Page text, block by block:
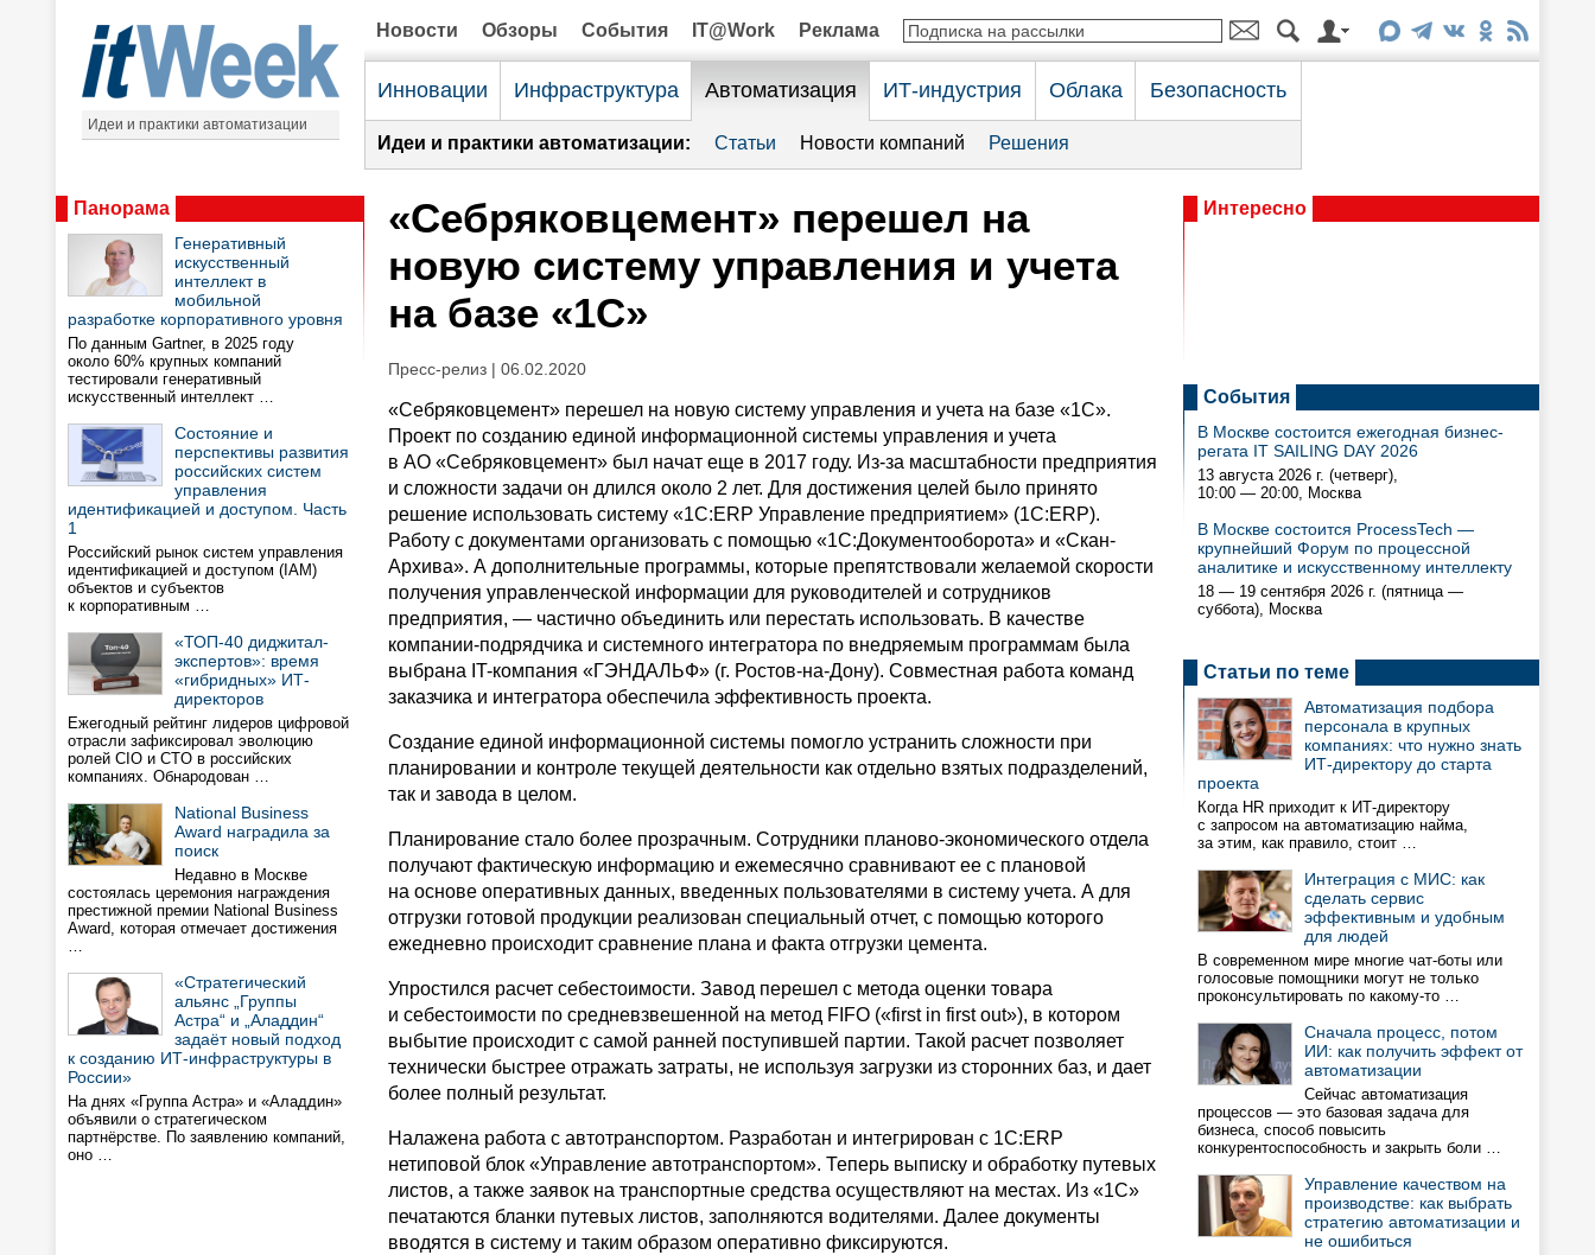
Идеи и практики автоматизации
Новости Обзоры События IT@Work Реклама
Инновации Инфраструктура Автоматизация ИТ-индустрия Облака Безопасность
Идеи и практики автоматизации: Статьи Новости компаний Решения
Панорама
Генеративный
искусственный
интеллект в
мобильной
разработке корпоративного уровня
По данным Gartner, в 2025 году
около 60% крупных компаний
тестировали генеративный
искусственный интеллект …
Состояние и
перспективы развития
российских систем
управления
идентификацией и доступом. Часть
1
Российский рынок систем управления
идентификацией и доступом (IAM)
объектов и субъектов
к корпоративным …
«ТОП-40 диджитал-
экспертов»: время
«гибридных» ИТ-
директоров
Ежегодный рейтинг лидеров цифровой
отрасли зафиксировал эволюцию
ролей CIO и CTO в российских
компаниях. Обнародован …
National Business
Award наградила за
поиск
Недавно в Москве
состоялась церемония награждения
престижной премии National Business
Award, которая отмечает достижения
…
«Стратегический
альянс „Группы
Астра“ и „Аладдин“
задаёт новый подход
к созданию ИТ-инфраструктуры в
России»
На днях «Группа Астра» и «Аладдин»
объявили о стратегическом
партнёрстве. По заявлению компаний,
оно …
«Себряковцемент» перешел на
новую систему управления и учета
на базе «1С»
Пресс-релиз | 06.02.2020
«Себряковцемент» перешел на новую систему управления и учета на базе «1С».
Проект по созданию единой информационной системы управления и учета
в АО «Себряковцемент» был начат еще в 2017 году. Из-за масштабности предприятия
и сложности задачи он длился около 2 лет. Для достижения целей было принято
решение использовать систему «1С:ERP Управление предприятием» (1С:ERP).
Работу с документами организовать с помощью «1С:Документооборота» и «Скан-
Архива». А дополнительные программы, которые препятствовали желаемой скорости
получения управленческой информации для руководителей и сотрудников
предприятия, — частично объединить или перестать использовать. В качестве
компании-подрядчика и системного интегратора по внедряемым программам была
выбрана IT-компания «ГЭНДАЛЬФ» (г. Ростов-на-Дону). Совместная работа команд
заказчика и интегратора обеспечила эффективность проекта.
Создание единой информационной системы помогло устранить сложности при
планировании и контроле текущей деятельности как отдельно взятых подразделений,
так и завода в целом.
Планирование стало более прозрачным. Сотрудники планово-экономического отдела
получают фактическую информацию и ежемесячно сравнивают ее с плановой
на основе оперативных данных, введенных пользователями в систему учета. А для
отгрузки готовой продукции реализован специальный отчет, с помощью которого
ежедневно происходит сравнение плана и факта отгрузки цемента.
Упростился расчет себестоимости. Завод перешел с метода оценки товара
и себестоимости по средневзвешенной на метод FIFO («first in first out»), в котором
выбытие происходит с самой ранней поступившей партии. Такой расчет позволяет
технически быстрее отражать затраты, не используя загрузки из сторонних баз, и дает
более полный результат.
Налажена работа с автотранспортом. Разработан и интегрирован с 1С:ERP
нетиповой блок «Управление автотранспортом». Теперь выписку и обработку путевых
листов, а также заявок на транспортные средства осуществляют на местах. Из «1С»
печатаются бланки путевых листов, заполняются водителями. Далее документы
вводятся в систему и таким образом оперативно фиксируются.
Интересно
События
В Москве состоится ежегодная бизнес-
регата IT SAILING DAY 2026
13 августа 2026 г. (четверг),
10:00 — 20:00, Москва
В Москве состоится ProcessTech —
крупнейший Форум по процессной
аналитике и искусственному интеллекту
18 — 19 сентября 2026 г. (пятница —
суббота), Москва
Статьи по теме
Автоматизация подбора
персонала в крупных
компаниях: что нужно знать
ИТ-директору до старта
проекта
Когда HR приходит к ИТ-директору
с запросом на автоматизацию найма,
за этим, как правило, стоит …
Интеграция с МИС: как
сделать сервис
эффективным и удобным
для людей
В современном мире многие чат-боты или
голосовые помощники могут не только
проконсультировать по какому-то …
Сначала процесс, потом
ИИ: как получить эффект от
автоматизации
Сейчас автоматизация
процессов — это базовая задача для
бизнеса, способ повысить
конкурентоспособность и закрыть боли …
Управление качеством на
производстве: как выбрать
стратегию автоматизации и
не ошибиться